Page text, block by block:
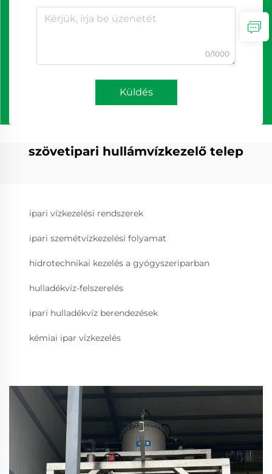
0/1000
Küldés
szövetipari hullámvízkezelő telep
ipari vízkezelési rendszerek
ipari szemétvízkezelési folyamat
hidrotechnikai kezelés a gyógyszeriparban
hulladékvíz-felszerelés
ipari hulladékvíz berendezések
kémiai ipar vízkezelés